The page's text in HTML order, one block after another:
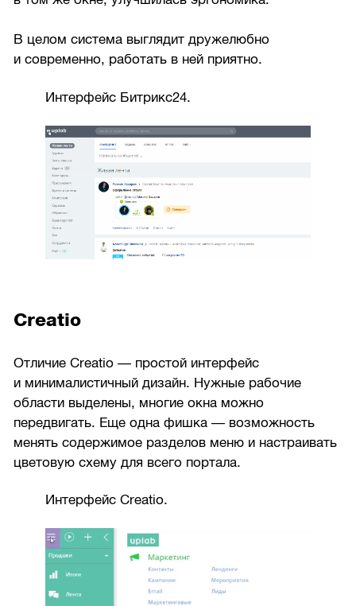
В целом система выглядит дружелюбно
и современно, работать в ней приятно.
Интерфейс Битрикс24.
Creatio
Отличие Creatio — простой интерфейс
и минималистичный дизайн. Нужные рабочие
области выделены, многие окна можно
передвигать. Еще одна фишка — возможность
менять содержимое разделов меню и настраивать
цветовую схему для всего портала.
Интерфейс Creatio.